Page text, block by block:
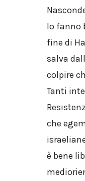
lo fanno
fine di
salva
colpire
Tanti
che
è bene